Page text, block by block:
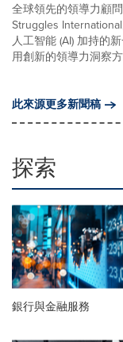
全球領先的領導力顧
Struggles
人工智能 (AI) 加持的
用創新的領導力洞察
此來源更多新聞稿
探索
銀行與金融服務